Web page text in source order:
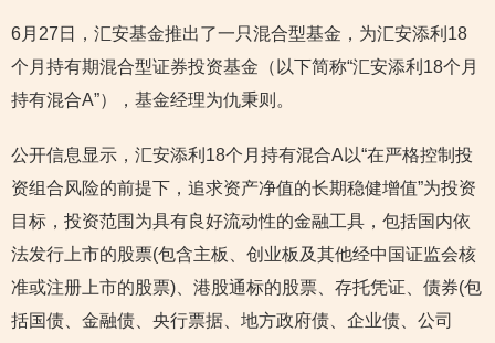
6月27日，汇安基金推出了一只混合型基金，为汇安添利18
个月持有期混合型证券投资基金（以下简称“汇安添利18个月
持有混合A”），基金经理为仇秉则。
公开信息显示，汇安添利18个月持有混合A以“在严格控制投
资组合风险的前提下，追求资产净值的长期稳健增值”为投资
目标，投资范围为具有良好流动性的金融工具，包括国内依
法发行上市的股票(包含主板、创业板及其他经中国证监会核
准或注册上市的股票)、港股通标的股票、存托凭证、债券(包
括国债、金融债、央行票据、地方政府债、企业债、公司